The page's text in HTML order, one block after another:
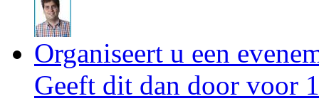
Organiseert u een
Geeft dit dan door voor